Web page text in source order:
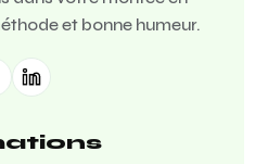
et bonne humeur.